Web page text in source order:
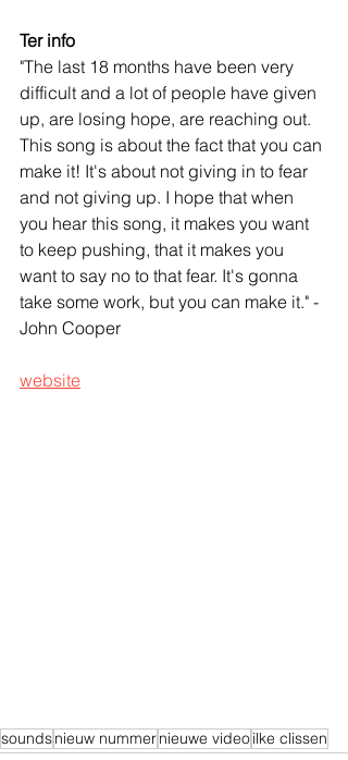
Ter info
"The last 18 months have been very
difficult and a lot of people have given
up, are losing hope, are reaching out.
This song is about the fact that you can
make it! It's about not giving in to fear
and not giving up. I hope that when
you hear this song, it makes you want
to keep pushing, that it makes you
want to say no to that fear. It's gonna
take some work, but you can make it." -
John Cooper
website
soundsnieuw nummernieuwe videoilke clissen